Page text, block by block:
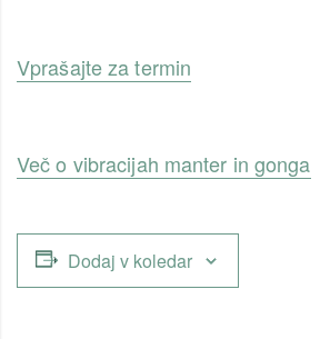
Vprašajte za termin
Več o vibracijah manter in gonga
Dodaj v koledar